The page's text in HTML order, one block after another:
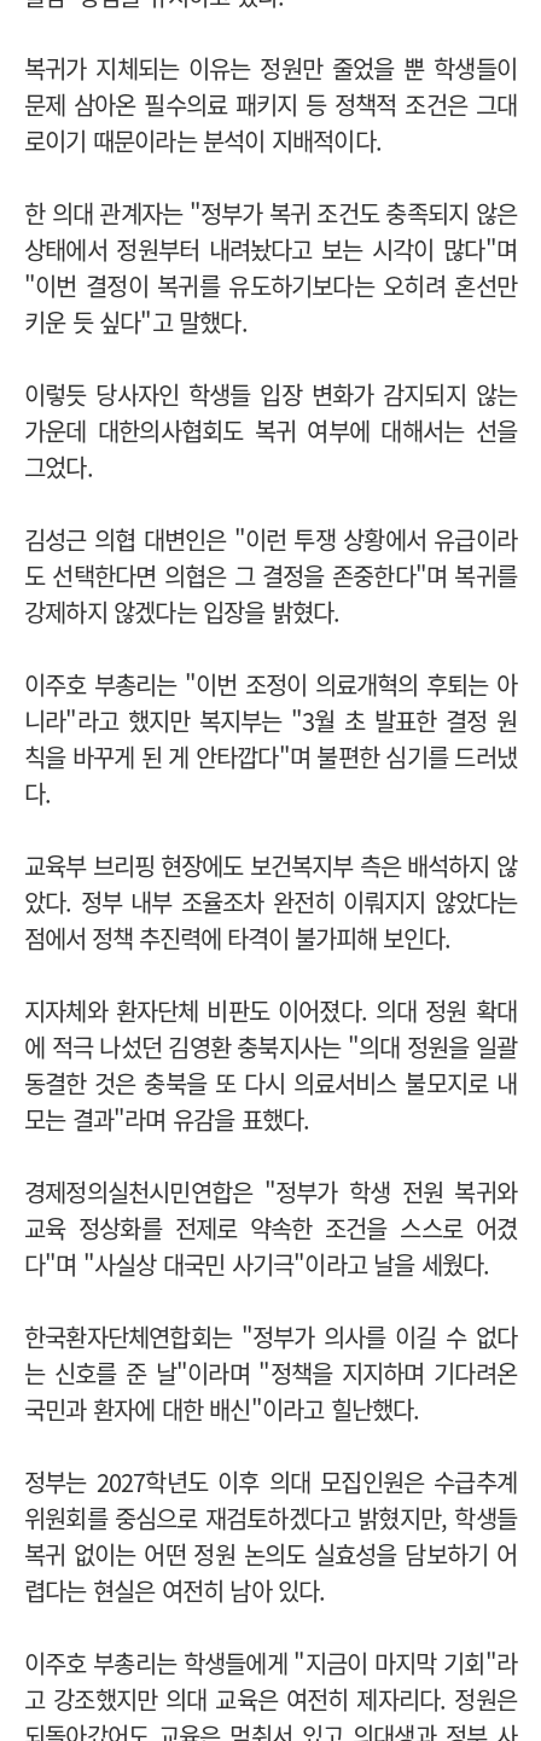
복귀가 지체되는 이유는 정원만 줄었을 뿐 학생들이
문제 삼아온 필수의료 패키지 등 정책적 조건은 그대
로이기 때문이라는 분석이 지배적이다.
한 의대 관계자는 "정부가 복귀 조건도 충족되지 않은
상태에서 정원부터 내려놨다고 보는 시각이 많다"며
"이번 결정이 복귀를 유도하기보다는 오히려 혼선만
키운 듯 싶다"고 말했다.
이렇듯 당사자인 학생들 입장 변화가 감지되지 않는
가운데 대한의사협회도 복귀 여부에 대해서는 선을
그었다.
김성근 의협 대변인은 "이런 투쟁 상황에서 유급이라
도 선택한다면 의협은 그 결정을 존중한다"며 복귀를
강제하지 않겠다는 입장을 밝혔다.
이주호 부총리는 "이번 조정이 의료개혁의 후퇴는 아
니라"라고 했지만 복지부는 "3월 초 발표한 결정 원
칙을 바꾸게 된 게 안타깝다"며 불편한 심기를 드러냈
다.
교육부 브리핑 현장에도 보건복지부 측은 배석하지 않
았다. 정부 내부 조율조차 완전히 이뤄지지 않았다는
점에서 정책 추진력에 타격이 불가피해 보인다.
지자체와 환자단체 비판도 이어졌다. 의대 정원 확대
에 적극 나섰던 김영환 충북지사는 "의대 정원을 일괄
동결한 것은 충북을 또 다시 의료서비스 불모지로 내
모는 결과"라며 유감을 표했다.
경제정의실천시민연합은 "정부가 학생 전원 복귀와
교육 정상화를 전제로 약속한 조건을 스스로 어겼
다"며 "사실상 대국민 사기극"이라고 날을 세웠다.
한국환자단체연합회는 "정부가 의사를 이길 수 없다
는 신호를 준 날"이라며 "정책을 지지하며 기다려온
국민과 환자에 대한 배신"이라고 힐난했다.
정부는 2027학년도 이후 의대 모집인원은 수급추계
위원회를 중심으로 재검토하겠다고 밝혔지만, 학생들
복귀 없이는 어떤 정원 논의도 실효성을 담보하기 어
렵다는 현실은 여전히 남아 있다.
이주호 부총리는 학생들에게 "지금이 마지막 기회"라
고 강조했지만 의대 교육은 여전히 제자리다. 정원은